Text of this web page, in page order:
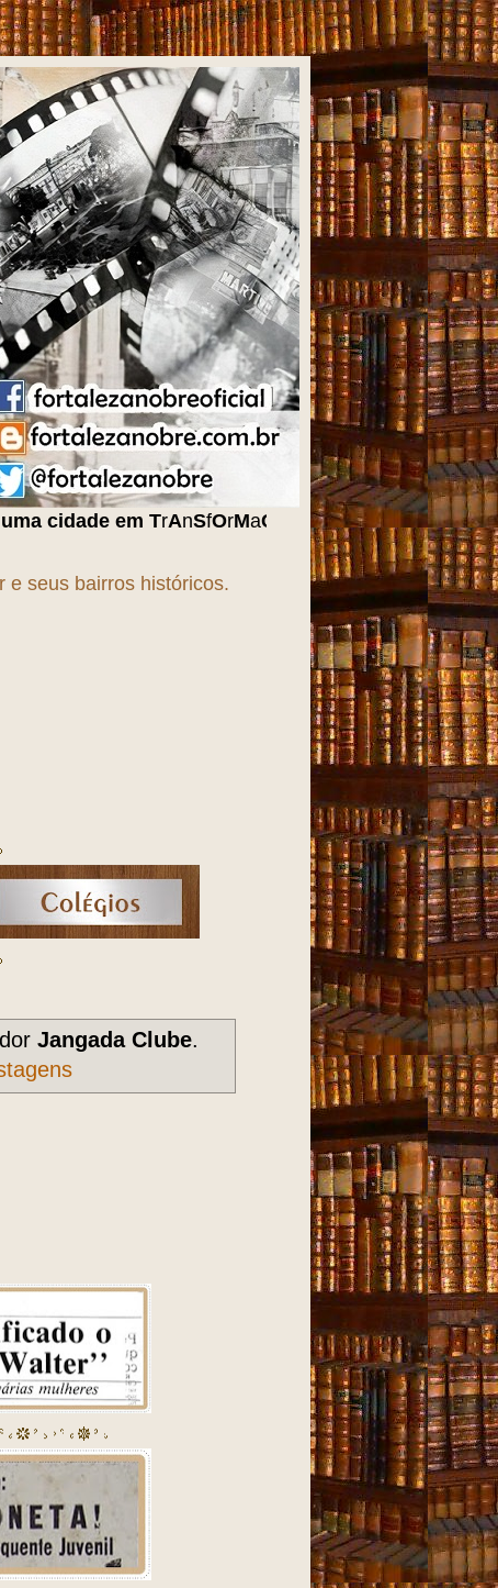
TrA nSfOrM aÇã O!!!
e seus bairros históricos.
Jangada Clube.